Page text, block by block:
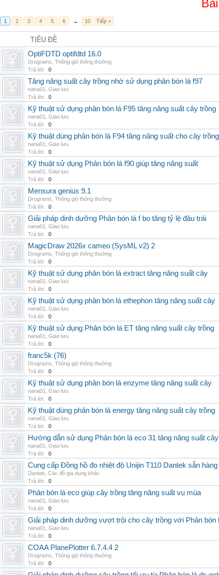
1 2 3 4 5 6 → 10 Tiếp >
TIÊU ĐỀ
OptiFDTD optifdtd 16.0
Drograms Thông gió thông thường
Trả lời:
0
Tăng năng suất cây trồng nhờ sử dụng phân bón lá f97
nana01
Giao lưu
Trả lời:
0
Kỹ thuật sử dụng phân bón lá F95 tăng năng suất cây trồng
nana01
Giao lưu
Trả lời:
0
Kỹ thuật dùng phân bón lá F94 tăng năng suất cho cây trồng
nana01
Giao lưu
Trả lời:
0
Kỹ thuật sử dụng Phân bón lá f90 giúp tăng năng suất
nana01
Giao lưu
Trả lời:
0
Mensura genius 9.1
Drograms Thông gió thông thường
Trả lời:
0
Giải pháp dinh dưỡng Phân bón lá f bo tăng tỷ lệ đậu trái
nana01
Giao lưu
Trả lời:
0
MagicDraw 2026x cameo (SysML v2) 2
Drograms Thông gió thông thường
Trả lời:
0
Kỹ thuật sử dụng phân bón lá extract tăng năng suất cây
nana01
Giao lưu
Trả lời:
0
Kỹ thuật sử dụng phân bón lá ethephon tăng năng suất cây
nana01
Giao lưu
Trả lời:
0
Kỹ thuật sử dụng Phân bón lá ET tăng năng suất cây trồng
nana01
Giao lưu
Trả lời:
0
franc5k (76)
Drograms Thông gió thông thường
Trả lời:
0
Kỹ thuật sử dụng phân bón lá enzyme tăng năng suất cây
nana01
Giao lưu
Trả lời:
0
Kỹ thuật dùng phân bón lá energy tăng năng suất cây trồng
nana01
Giao lưu
Trả lời:
0
Hướng dẫn sử dụng Phân bón lá eco 31 tăng năng suất cây
nana01
Giao lưu
Trả lời:
0
Cung cấp Đồng hồ đo nhiệt độ Unijin T110 Dantek sẵn
Dantek Các đồ gia dụng khác
Trả lời:
0
Phân bón lá eco giúp cây trồng tăng năng suất vụ mùa
nana01
Giao lưu
Trả lời:
0
Giải pháp dinh dưỡng vượt trội cho cây trồng với Phân bón
nana01
Giao lưu
Trả lời:
0
COAA PlanePlotter 6.7.4.4 2
Drograms Thông gió thông thường
Trả lời:
0